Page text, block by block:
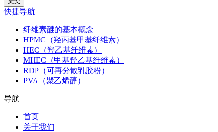
快捷导航
纤维素醚的基本概念
HPMC（羟丙基甲基纤维素）
HEC（羟乙基纤维素）
MHEC（甲基羟乙基纤维素）
RDP（可再分散乳胶粉）
PVA（聚乙烯醇）
导航
首页
关于我们